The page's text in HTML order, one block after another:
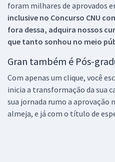
foram milhares de aprovados
inclusive no Concurso CNU
fora dessa, adquira nossos
que tanto sonhou no meio
Gran também é Pós-
Com apenas um clique, você
inicia a transformação da sua
sua jornada rumo a aprovação
almeja, e já com o título de